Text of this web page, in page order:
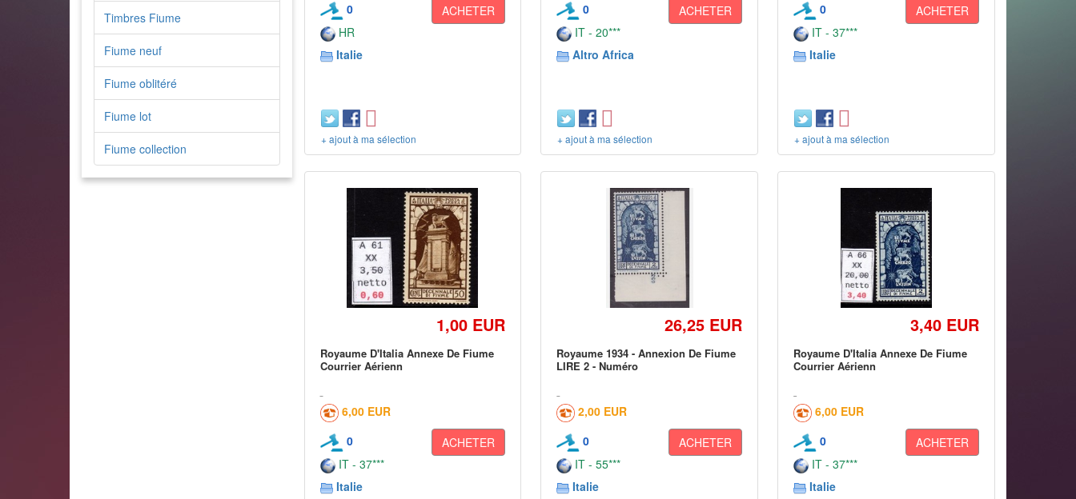
Timbres Fiume
Fiume neuf
Fiume oblitéré
Fiume lot
Fiume collection
0
ACHETER
HR
Italie
+ ajout à ma sélection
0
ACHETER
IT - 20***
Altro Africa
+ ajout à ma sélection
0
ACHETER
IT - 37***
Italie
+ ajout à ma sélection
1,00 EUR
Royaume D'Italia Annexe De Fiume
Courrier Aérienn
6,00 EUR
0
ACHETER
IT - 37***
Italie
26,25 EUR
Royaume 1934 - Annexion De Fiume
LIRE 2 - Numéro
2,00 EUR
0
ACHETER
IT - 55***
Italie
3,40 EUR
Royaume D'Italia Annexe De Fiume
Courrier Aérienn
6,00 EUR
0
ACHETER
IT - 37***
Italie